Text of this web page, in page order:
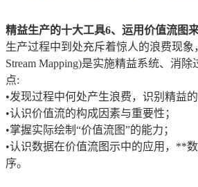
精益生产的十大工具6、运用价值流图
生产过程中到处充斥着惊人的浪费现象
Stream Mapping)是实施精益系统、消
点:
•发现过程中何处产生浪费，识别精益的
•认识价值流的构成因素与重要性；
•掌握实际绘制“价值流图”的能力；
•认识数据在价值流图示中的应用，**
序。